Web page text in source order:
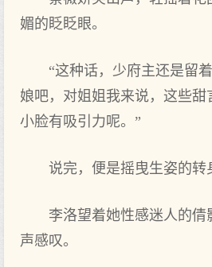
媚的眨眨眼。
“这种话，少府主还是留
娘吧，对姐姐我来说，这些
小脸有吸引力呢。”
说完，便是摇曳生姿的转
李洛望着她性感迷人的
声感叹。